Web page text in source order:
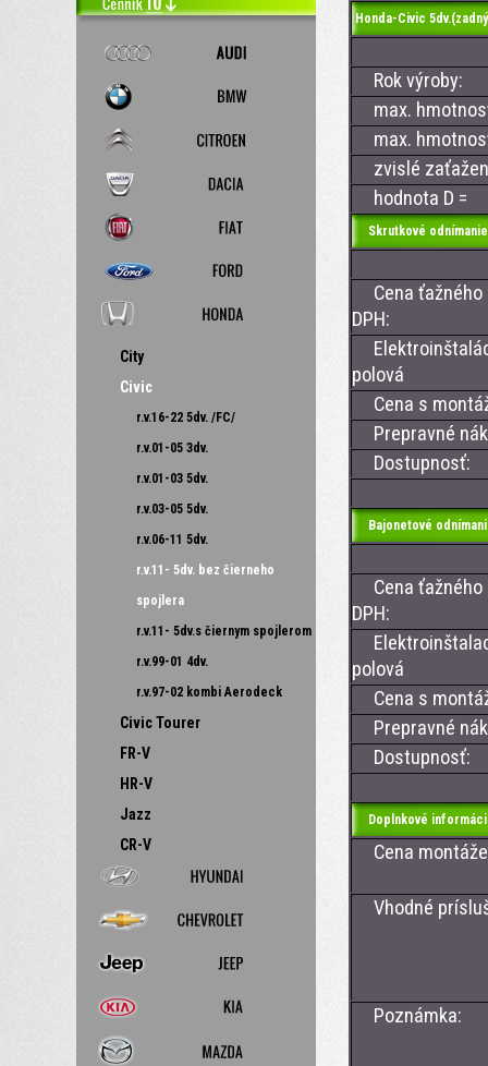
City
Civic
r.v.16-22 5dv. /FC/
r.v.01-05 3dv.
r.v.01-03 5dv.
r.v.03-05 5dv.
r.v.06-11 5dv.
r.v.11- 5dv. bez čierneho
spojlera
r.v.11- 5dv.s čiernym spojlerom
r.v.99-01 4dv.
r.v.97-02 kombi Aerodeck
Civic Tourer
FR-V
HR-V
Jazz
CR-V
Honda-Civic
Rok výroby:
max.
max.
zvislé
hodnota D =
Skrutkové
Cena ťažného
DPH:
polová
Cena s
Prepravné
Dostupnosť:
Bajonetové
Cena ťažného
DPH:
polová
Cena s
Prepravné
Dostupnosť:
Doplnkové
Cena montáže
Vhodné
Poznámka: